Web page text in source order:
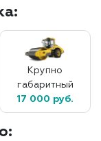
Крупно
габаритный
17 000 руб.